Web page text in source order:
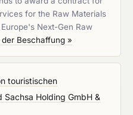
for the Raw Materials
Next-Gen Raw
Beschaffung »
touristischen
Sachsa Holding GmbH &